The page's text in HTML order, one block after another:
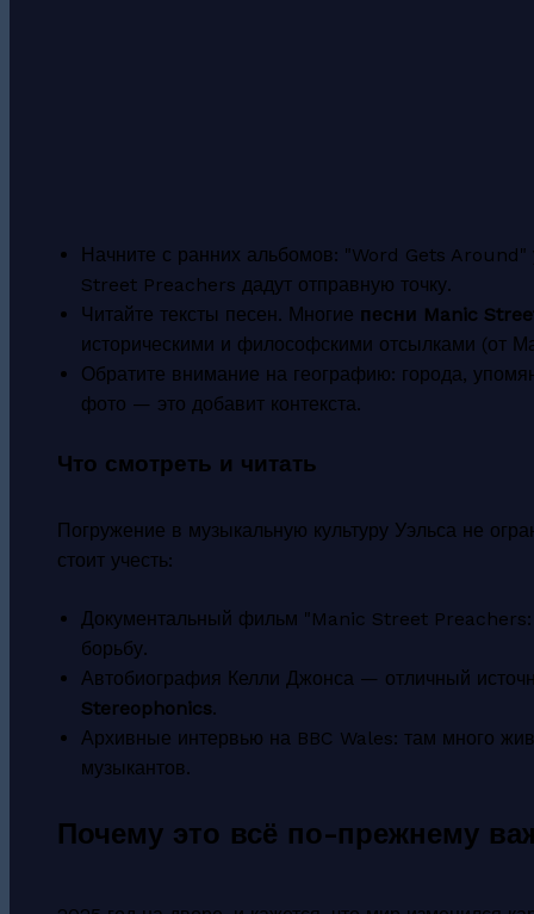
Начните с ранних альбомов: "Word Gets
Street Preachers дадут отправную точку.
Читайте тексты песен. Многие песни Manic
историческими и философскими отсылками (от
Обратите внимание на географию: города,
фото — это добавит контекста.
Что смотреть и читать
Погружение в музыкальную культуру Уэльса не
стоит учесть:
Документальный фильм "Manic Street
борьбу.
Автобиография Келли Джонса — отличный
Stereophonics.
Архивные интервью на BBC Wales: там много
музыкантов.
Почему это всё по-прежнему